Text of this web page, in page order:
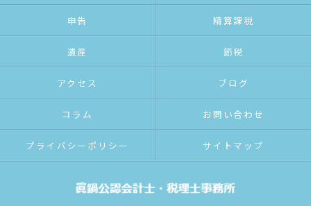
申告 精算課税
遺産 節税
アクセス ブログ
コラム お問い合わせ
プライバシーポリシー サイトマップ